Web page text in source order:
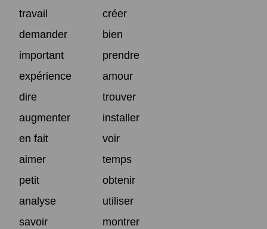
travail
créer
demander
bien
important
prendre
expérience
amour
dire
trouver
augmenter
installer
en fait
voir
aimer
temps
petit
obtenir
analyse
utiliser
savoir
montrer